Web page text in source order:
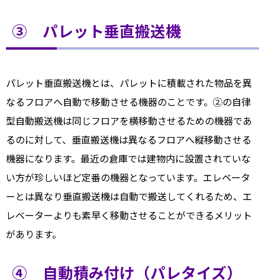
③ パレット垂直搬送機
パレット垂直搬送機とは、パレットに積載された物品を異
なるフロアへ自動で移動させる機器のことです。②の自律
型自動搬送機は同じフロアを横移動させるための機器であ
るのに対して、垂直搬送機は異なるフロアへ縦移動させる
機器になります。最近の倉庫では建物内に設置されていな
い方が珍しいほど定番の機器となっています。エレベータ
ーとは異なり垂直搬送機は自動で搬送してくれるため、エ
レベーターよりも素早く移動させることができるメリット
があります。
④ 自動積み付け（パレタイズ）